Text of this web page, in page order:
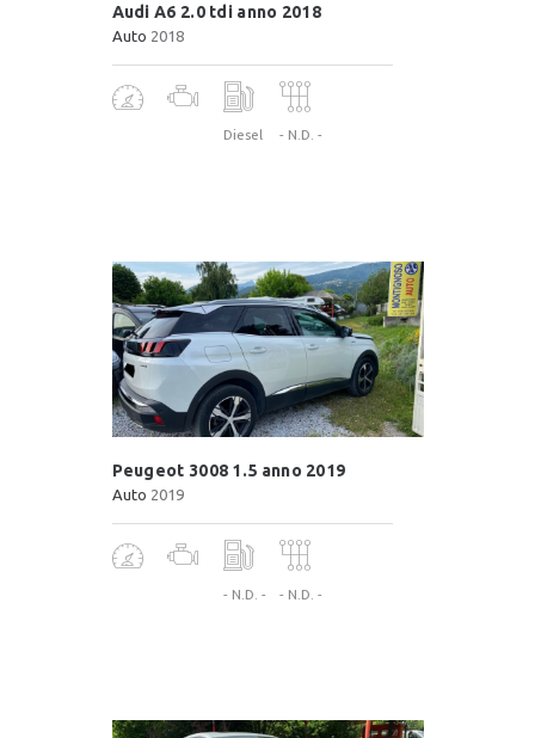
Audi A6 2.0 tdi anno 2018
Auto 2018
Diesel - N.D. -
Peugeot 3008 1.5 anno 2019
Auto 2019
- N.D. - - N.D. -